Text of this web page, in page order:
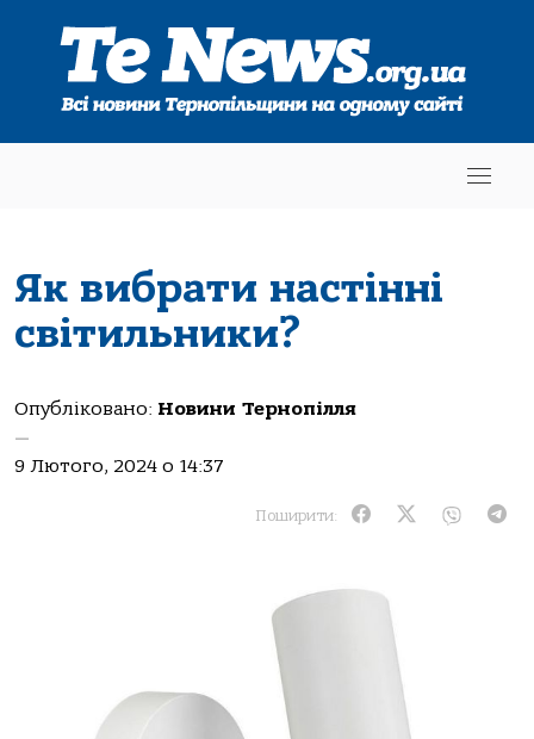
Як вибрати настінні
світильники?
Опубліковано: Новини Тернопілля
—
9 Лютого, 2024 о 14:37
Поширити: